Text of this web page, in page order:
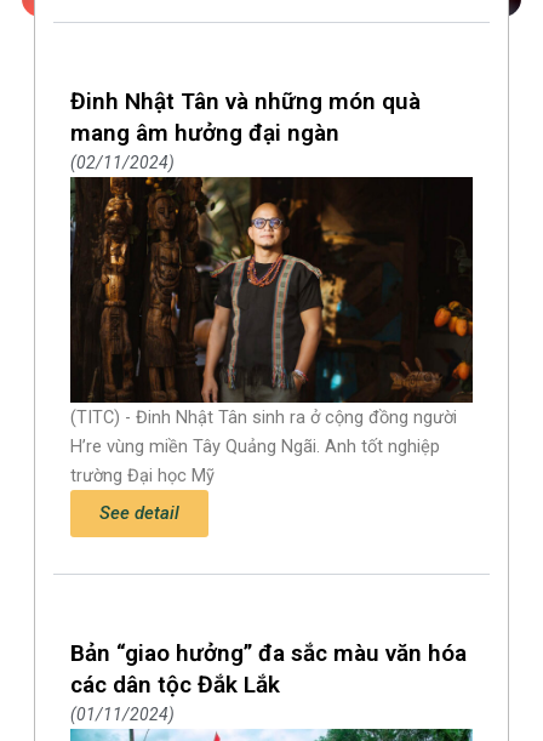
Đinh Nhật Tân và những món quà
mang âm hưởng đại ngàn
02/11/2024
(TITC) - Đinh Nhật Tân sinh ra ở cộng đồng người
H’re vùng miền Tây Quảng Ngãi. Anh tốt nghiệp
trường Đại học Mỹ
See detail
Bản “giao hưởng” đa sắc màu văn hóa
các dân tộc Đắk Lắk
01/11/2024